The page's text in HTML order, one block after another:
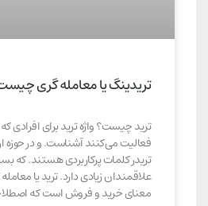
تریدینگ یا معامله گری
ترید چیست؟ واژه ترید برای افرادی که
فعالیت می‌کنند آشناست. و در حوزه
تریدر کلمات پرکاربردی هستند. که
علاقمندان زیادی دارد. ترید یا
معنای خرید و فروش است که اصطلاحا